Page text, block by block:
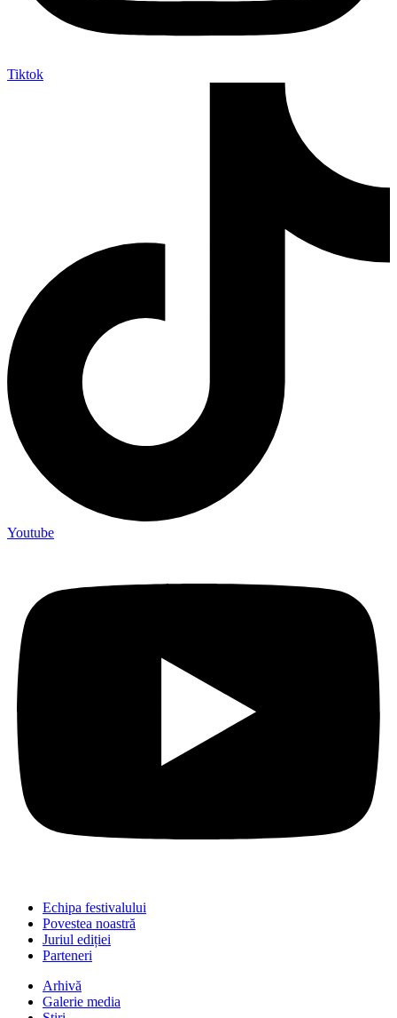
Tiktok
Youtube
Echipa festivalului
Povestea noastră
Juriul ediției
Parteneri
Arhivă
Galerie media